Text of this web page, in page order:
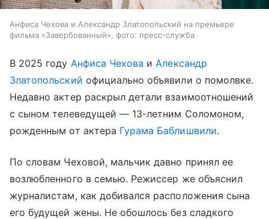
Анфиса Чехова и Александр Златопольский на премьере
фильма «Завербованный», фото: пресс-служба
В 2025 году Анфиса Чехова и Александр
Златопольский официально объявили о помолвке.
Недавно актер раскрыл детали взаимоотношений
с сыном телеведущей — 13-летним Соломоном,
рожденным от актера Гурама Баблишвили.
По словам Чеховой, мальчик давно принял ее
возлюбленного в семью. Режиссер же объяснил
журналистам, как добивался расположения сына
его будущей жены. Не обошлось без сладкого